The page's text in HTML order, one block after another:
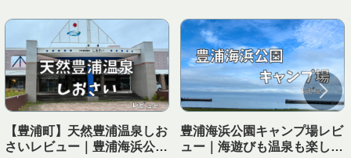
【豊浦町】天然豊浦温泉しお
さいレビュー｜豊浦海浜公園
豊浦海浜公園キャンプ場レビ
ュー｜海遊びも温泉も楽しめ